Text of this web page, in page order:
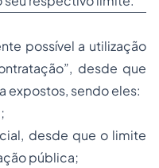
possível a utilização
desde que
expostos, sendo eles:
desde que o limite
pública;